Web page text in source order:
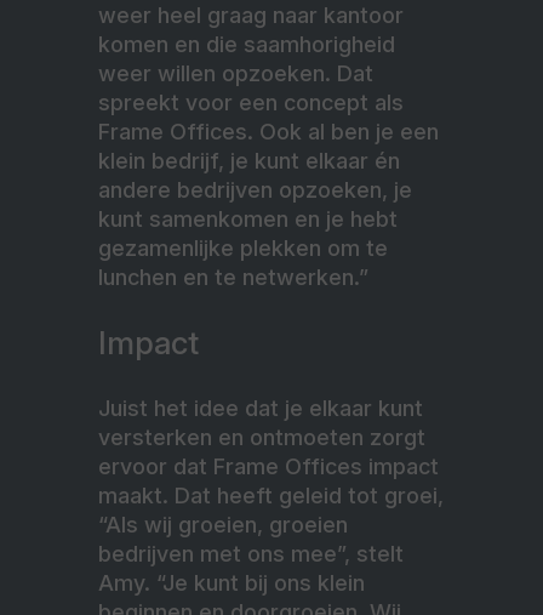
weer heel graag naar kantoor
komen en die saamhorigheid
weer willen opzoeken. Dat
spreekt voor een concept als
Frame Offices. Ook al ben je een
klein bedrijf, je kunt elkaar én
andere bedrijven opzoeken, je
kunt samenkomen en je hebt
gezamenlijke plekken om te
lunchen en te netwerken.”
Impact
Juist het idee dat je elkaar kunt
versterken en ontmoeten zorgt
ervoor dat Frame Offices impact
maakt. Dat heeft geleid tot groei,
“Als wij groeien, groeien
bedrijven met ons mee”, stelt
Amy. “Je kunt bij ons klein